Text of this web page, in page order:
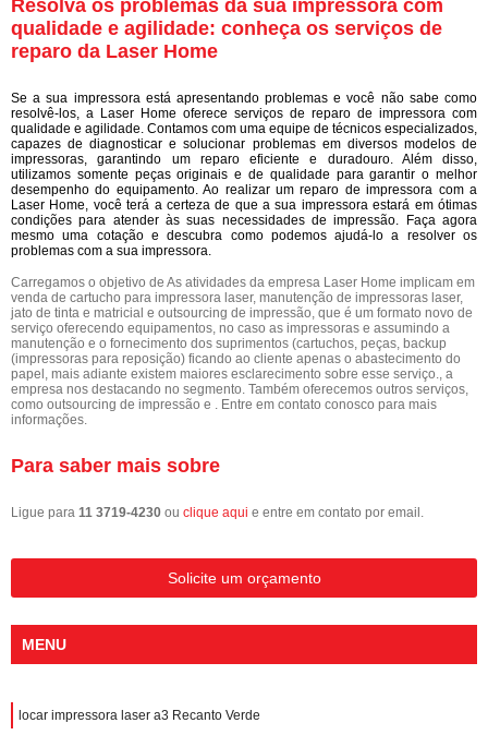
Resolva os problemas da sua impressora com
qualidade e agilidade: conheça os serviços de
reparo da Laser Home
Se a sua impressora está apresentando problemas e você não sabe como
resolvê-los, a Laser Home oferece serviços de reparo de impressora com
qualidade e agilidade. Contamos com uma equipe de técnicos especializados,
capazes de diagnosticar e solucionar problemas em diversos modelos de
impressoras, garantindo um reparo eficiente e duradouro. Além disso,
utilizamos somente peças originais e de qualidade para garantir o melhor
desempenho do equipamento. Ao realizar um reparo de impressora com a
Laser Home, você terá a certeza de que a sua impressora estará em ótimas
condições para atender às suas necessidades de impressão. Faça agora
mesmo uma cotação e descubra como podemos ajudá-lo a resolver os
problemas com a sua impressora.
Carregamos o objetivo de As atividades da empresa Laser Home implicam em
venda de cartucho para impressora laser, manutenção de impressoras laser,
jato de tinta e matricial e outsourcing de impressão, que é um formato novo de
serviço oferecendo equipamentos, no caso as impressoras e assumindo a
manutenção e o fornecimento dos suprimentos (cartuchos, peças, backup
(impressoras para reposição) ficando ao cliente apenas o abastecimento do
papel, mais adiante existem maiores esclarecimento sobre esse serviço., a
empresa nos destacando no segmento. Também oferecemos outros serviços,
como outsourcing de impressão e . Entre em contato conosco para mais
informações.
Para saber mais sobre
Ligue para 11 3719-4230 ou clique aqui e entre em contato por email.
Solicite um orçamento
MENU
locar impressora laser a3 Recanto Verde